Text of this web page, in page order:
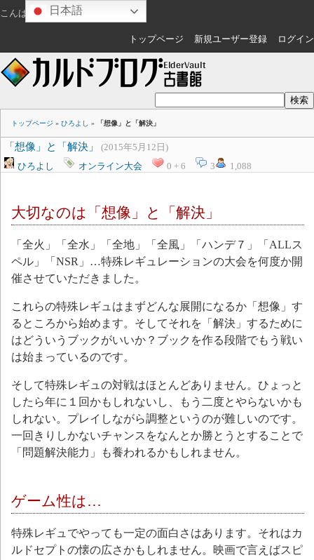
こんばんは ゲスト さん
トップページ 新規ユーザー登録 ログイン
トップページ » ひろよし » 「想像」と「解決」
「想像」と「解決」
(2015年5月12日)
ひろよし
オンライン大会 0 + 6 3 1,088
大切なのは「想像」と「解決」
「全火」「全水」「全地」「全風」「ハンデ７」「ALLス
ペル」「NSR」…特殊レギュレーションの大会を何度か開
催させていただきました。
これらの特殊レギュはまずどんな展開になるか「想像」す
るところから始めます。そしてそれを「解決」するために
はどういうブックがいいか？ブックを作る段階でもう戦い
は始まっているのです。
そして特殊レギュの対戦はほとんどありません。ひょっと
したら年に１回かもしれないし、もう二度とやらないかも
しれない。プレイしながら調整というのが難しいのです。
一回きりしかないチャンスをなんとか勝とうとすることで
「問題解決能力」も養われるかもしれません。
ゲーム性は…
特殊レギュでやっても一定の面白さはあります。それはカ
ルドセプトの懐の広さかもしれません。映画で言えばスピ
日本語